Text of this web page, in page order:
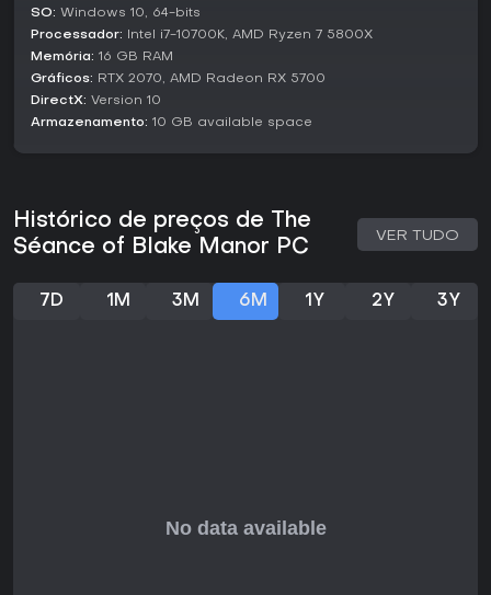
estável, sem atualizações maiores anunciadas para além
do lançamento inicial. Suporta apenas inglês e conta com
feedback positivo da comunidade em plataformas como
Steam, onde os jogadores destacam a direção de arte e o
voice acting. É ideal para quem procura um mistério
SO: Windows 10, 64-bits
Processador: Intel i7-10700K, AMD Ryzen 7 5800X
Memória: 16 GB RAM
Gráficos: RTX 2070, AMD Radeon RX 5700
DirectX: Version 10
Armazenamento: 10 GB available space
Histórico de preços de The
Séance of Blake Manor PC
VER TUDO
7D 1M 3M 6M 1Y 2Y 3Y